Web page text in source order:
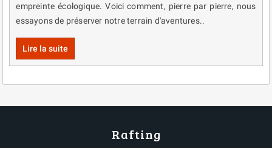
empreinte écologique. Voici comment, pierre par pierre, nous
essayons de préserver notre terrain d'aventures..
Lire la suite
Rafting